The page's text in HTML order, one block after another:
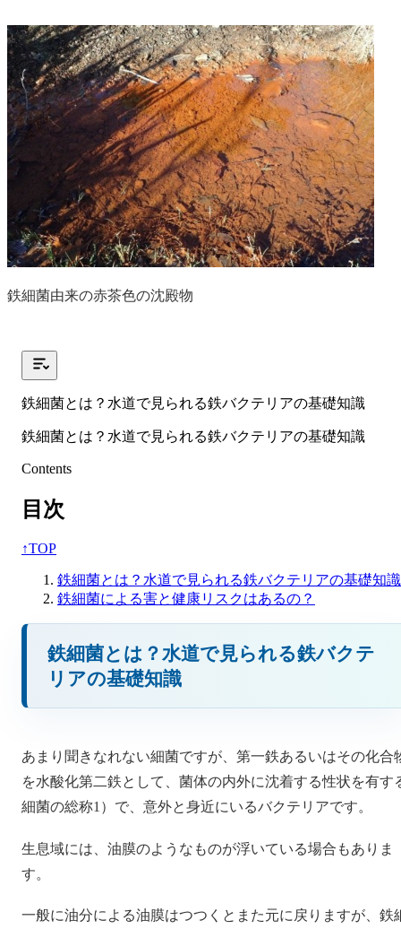
鉄細菌由来の赤茶色の沈殿物
鉄細菌とは？水道で見られる鉄バクテリアの基礎知識
鉄細菌とは？水道で見られる鉄バクテリアの基礎知識
Contents
目次
↑TOP
鉄細菌とは？水道で見られる鉄バクテリアの基礎知識
鉄細菌による害と健康リスクはあるの？
鉄細菌とは？水道で見られる鉄バクテ
リアの基礎知識
あまり聞きなれない細菌ですが、第一鉄あるいはその化合
を水酸化第二鉄として、菌体の内外に沈着する性状を有す
細菌の総称1）で、意外と身近にいるバクテリアです。
生息域には、油膜のようなものが浮いている場合もありま
す。
一般に油分による油膜はつつくとまた元に戻りますが、鉄